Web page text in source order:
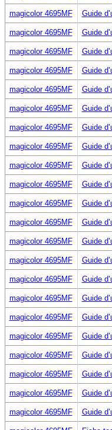
magicolor 4695MF Guide
magicolor 4695MF Guide
magicolor 4695MF Guide
magicolor 4695MF Guide
magicolor 4695MF Guide
magicolor 4695MF Guide
magicolor 4695MF Guide
magicolor 4695MF Guide
magicolor 4695MF Guide
magicolor 4695MF Guide
magicolor 4695MF Guide
magicolor 4695MF Guide
magicolor 4695MF Guide
magicolor 4695MF Guide
magicolor 4695MF Guide
magicolor 4695MF Guide
magicolor 4695MF Guide
magicolor 4695MF Guide
magicolor 4695MF Guide
magicolor 4695MF Guide
magicolor 4695MF Guide
magicolor 4695MF Guide